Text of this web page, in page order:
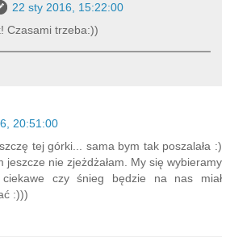
22 sty 2016, 15:22:00
Czasami trzeba:))
20:51:00
tej górki... sama bym tak poszalała :)
jeszcze nie zjeżdżałam. My się wybieramy
czy śnieg będzie na nas miał
:)))